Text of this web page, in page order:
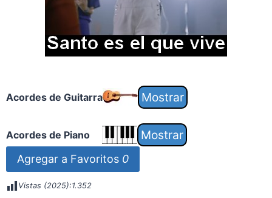
Acordes de Guitarra
Acordes de Piano
Agregar a Favoritos 0
Vistas (2025):1.352